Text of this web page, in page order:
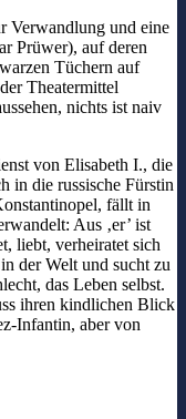
Verwandlung und eine
Prüwer), auf deren
Tüchern auf
Theatermittel
nichts ist naiv
von Elisabeth I., die
in die russische Fürstin
fällt in
Aus ‚er’ ist
liebt, verheiratet sich
der Welt und sucht zu
das Leben selbst.
ihren kindlichen Blick
Infantin, aber von